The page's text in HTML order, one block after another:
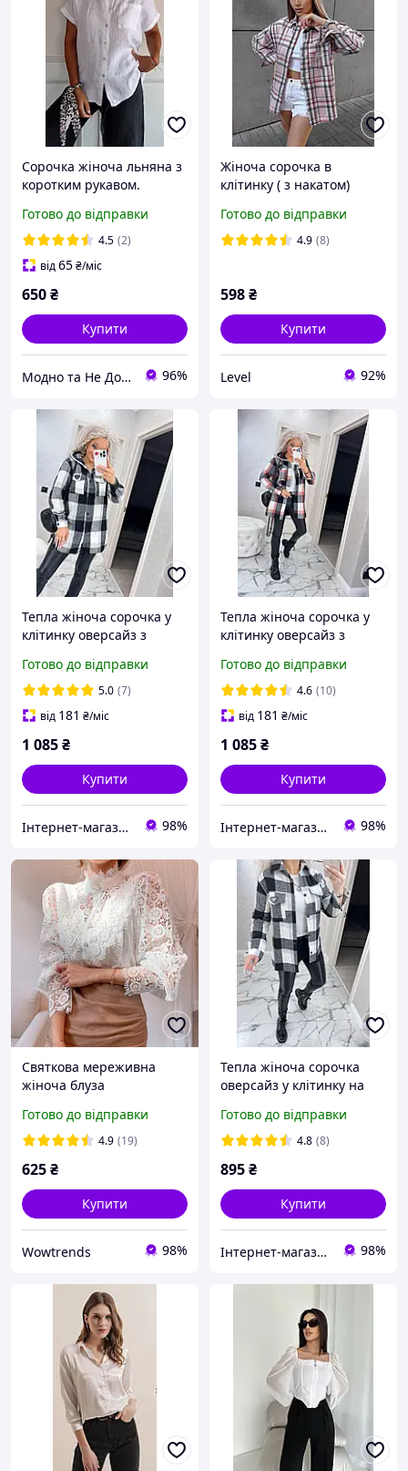
Сорочка жіноча льняна з
коротким рукавом.
подовжена, розмір 42-44;
46-48; 50-52 льон жатий (
бавовна)
Готово до відправки
4.5 (2)
від65₴/міс
650₴
Купити
Модно та Не Дорого 96%
Жіноча сорочка в
клітинку ( з накатом)
Готово до відправки
4.9 (8)
598₴
Купити
Level 92%
Тепла жіноча сорочка у
клітинку оверсайз з
нашивкою розміри від 42
до 58
Готово до відправки
5.0 (7)
від 181 ₴/міс
1 085₴
Купити
Інтернет-магазин "Butterfly" 98%
Тепла жіноча сорочка у
клітинку оверсайз з
нашивкою розміри від 42
до 58
Готово до відправки
4.6 (10)
від 181 ₴/міс
1 085₴
Купити
Інтернет-магазин "Butterfly" 98%
Святкова мереживна
жіноча блуза
Готово до відправки
4.9 (19)
625₴
Купити
Wowtrends 98%
Тепла жіноча сорочка
оверсайз у клітинку на
нашивкою чорно-біла
розміри від 46 до 52
Готово до відправки
4.8 (8)
895₴
Купити
Інтернет-магазин "Butterfly" 98%